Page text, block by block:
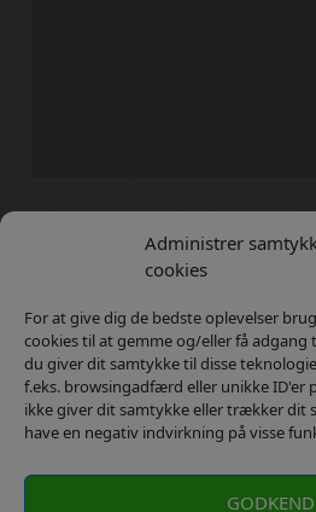
Administrer
cookies
For at give dig de bedste oplevelser
cookies til at gemme og/eller få adgang
du giver dit samtykke til disse
f.eks. browsingadfærd eller unikke ID'er
ikke giver dit samtykke eller trækker dit
have en negativ indvirkning på visse
GODKEND
Kontakt